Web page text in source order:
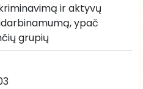
ir aktyvų
ypač
grupių